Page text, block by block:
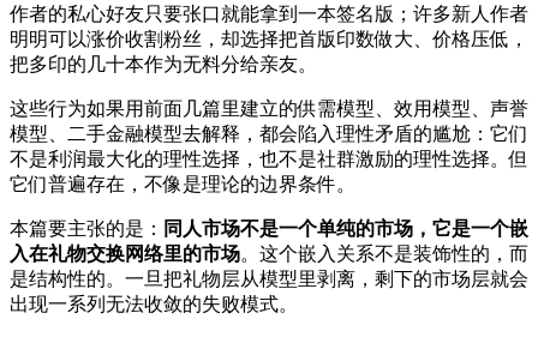
作者的私心好友只要张口就能拿到一本签名版；许多新人作者
明明可以涨价收割粉丝，却选择把首版印数做大、价格压低，
把多印的几十本作为无料分给亲友。
这些行为如果用前面几篇里建立的供需模型、效用模型、声誉
模型、二手金融模型去解释，都会陷入理性矛盾的尴尬：它们
不是利润最大化的理性选择，也不是社群激励的理性选择。但
它们普遍存在，不像是理论的边界条件。
本篇要主张的是： 同人市场不是一个单纯的市场，它是一个嵌
入在礼物交换网络里的市场。这个嵌入关系不是装饰性的，而
是结构性的。一旦把礼物层从模型里剥离，剩下的市场层就会
出现一系列无法收敛的失败模式。